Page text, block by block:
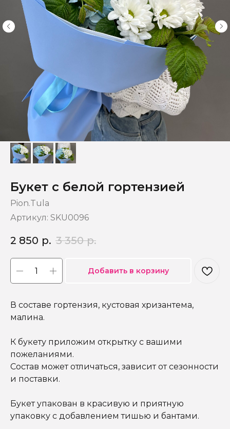
Букет с белой гортензией
Pion.Tula
Артикул: SKU0096
2 850 р. 3 350 р.
Добавить в корзину
В составе гортензия, кустовая хризантема,
малина.
К букету приложим открытку с вашими
пожеланиями.
Состав может отличаться, зависит от сезонности
и поставки.
Букет упакован в красивую и приятную
упаковку с добавлением тишью и бантами.